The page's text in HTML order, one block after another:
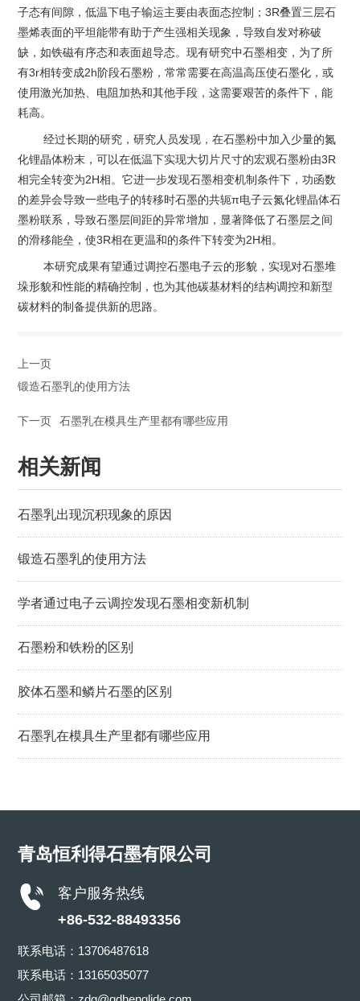
子态有间隙，低温下电子输运主要由表面态控制；3R叠置三层石
墨烯表面的平坦能带有助于产生强相关现象，导致自发对称破
缺，如铁磁有序态和表面超导态。现有研究中石墨相变，为了所
有3r相转变成2h阶段石墨粉，常常需要在高温高压使石墨化，或
使用激光加热、电阻加热和其他手段，这需要艰苦的条件下，能
耗高。
经过长期的研究，研究人员发现，在石墨粉中加入少量的氮
化锂晶体粉末，可以在低温下实现大切片尺寸的宏观石墨粉由3R
相完全转变为2H相。它进一步发现石墨相变机制条件下，功函数
的差异会导致一些电子的转移时石墨的共轭π电子云氮化锂晶体石
墨粉联系，导致石墨层间距的异常增加，显著降低了石墨层之间
的滑移能垒，使3R相在更温和的条件下转变为2H相。
本研究成果有望通过调控石墨电子云的形貌，实现对石墨堆
垛形貌和性能的精确控制，也为其他碳基材料的结构调控和新型
碳材料的制备提供新的思路。
上一页
锻造石墨乳的使用方法
下一页 石墨乳在模具生产里都有哪些应用
相关新闻
石墨乳出现沉积现象的原因
锻造石墨乳的使用方法
学者通过电子云调控发现石墨相变新机制
石墨粉和铁粉的区别
胶体石墨和鳞片石墨的区别
石墨乳在模具生产里都有哪些应用
青岛恒利得石墨有限公司
客户服务热线
+86-532-88493356
联系电话： 13706487618
联系电话： 13165035077